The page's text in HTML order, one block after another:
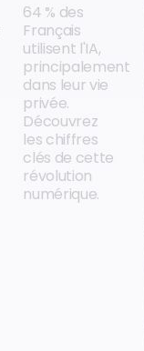
64 % des
Français
utilisent l'IA,
principalement
dans leur vie
privée.
Découvrez
les chiffres
clés de cette
révolution
numérique.